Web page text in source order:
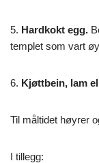
5. Hardkokt egg.
templet som vart
6. Kjøttbein, lam
Til måltidet høyrer
I tillegg: